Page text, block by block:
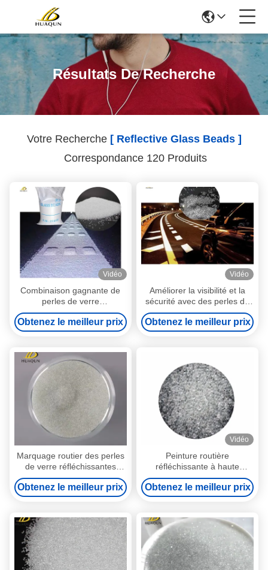
Résultats De Recherche
Votre Recherche [ Reflective Glass Beads ]
Correspondance 120 Produits
Vidéo
Combinaison gagnante de
perles de verre
réfléchissantes pour le
marquage routier
Obtenez le meilleur prix
Vidéo
Améliorer la visibilité et la
sécurité avec des perles de
verre réfléchissantes pour le
marquage routier
Obtenez le meilleur prix
Marquage routier des perles
de verre réfléchissantes
transparentes avec un indice
de réfraction élevé
Obtenez le meilleur prix
Vidéo
Peinture routière
réfléchissante à haute
luminosité et claire
Obtenez le meilleur prix